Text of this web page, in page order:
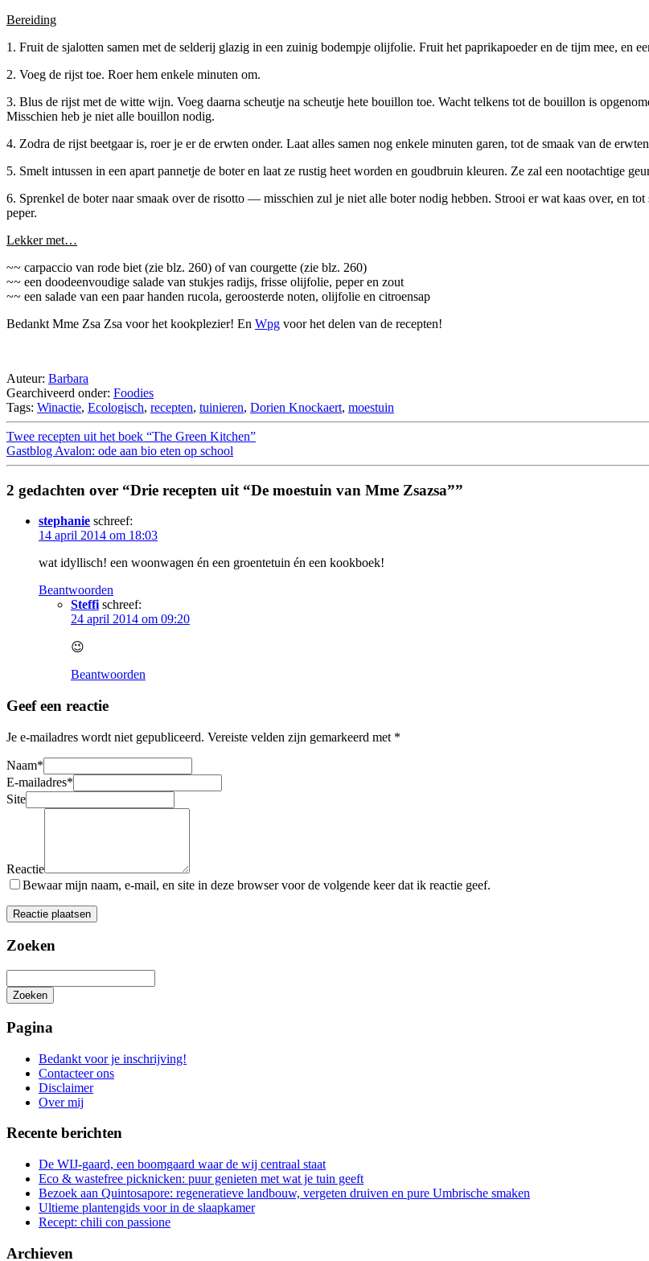
Bereiding
1. Fruit de sjalotten samen met de selderij glazig in een zuinig bodempje olijfolie. Fruit het paprikapoeder en de tijm mee, en
2. Voeg de rijst toe. Roer hem enkele minuten om.
3. Blus de rijst met de witte wijn. Voeg daarna scheutje na scheutje hete bouillon toe. Wacht telkens tot de bouillon is
Misschien heb je niet alle bouillon nodig.
4. Zodra de rijst beetgaar is, roer je er de erwten onder. Laat alles samen nog enkele minuten garen, tot de smaak van de
5. Smelt intussen in een apart pannetje de boter en laat ze rustig heet worden en goudbruin kleuren. Ze zal een nootachtige
6. Sprenkel de boter naar smaak over de risotto — misschien zul je niet alle boter nodig hebben. Strooi er wat kaas over, en
peper.
Lekker met…
~~ carpaccio van rode biet (zie blz. 260) of van courgette (zie blz. 260)
~~ een doodeenvoudige salade van stukjes radijs, frisse olijfolie, peper en zout
~~ een salade van een paar handen rucola, geroosterde noten, olijfolie en citroensap
Bedankt Mme Zsa Zsa voor het kookplezier! En Wpg voor het delen van de recepten!
Auteur: Barbara
Gearchiveerd onder: Foodies
Tags: Winactie, Ecologisch, recepten, tuinieren, Dorien Knockaert, moestuin
Twee recepten uit het boek “The Green Kitchen”
Gastblog Avalon: ode aan bio eten op school
2 gedachten over “Drie recepten uit “De moestuin van Mme Zsazsa””
stephanie schreef:
14 april 2014 om 18:03
wat idyllisch! een woonwagen én een groentetuin én een kookboek!
Beantwoorden
Steffi schreef:
24 april 2014 om 09:20
😉
Beantwoorden
Geef een reactie
Je e-mailadres wordt niet gepubliceerd. Vereiste velden zijn gemarkeerd met *
Naam*
E-mailadres*
Site
Reactie
Bewaar mijn naam, e-mail, en site in deze browser voor de volgende keer dat ik reactie geef.
Zoeken
Zoeken
zoeken
Pagina
Bedankt voor je inschrijving!
Contacteer ons
Disclaimer
Over mij
Recente berichten
De WIJ-gaard, een boomgaard waar de wij centraal staat
Eco & wastefree picknicken: puur genieten met wat je tuin geeft
Bezoek aan Quintosapore: regeneratieve landbouw, vergeten druiven en pure Umbrische smaken
Ultieme plantengids voor in de slaapkamer
Recept: chili con passione
Archieven